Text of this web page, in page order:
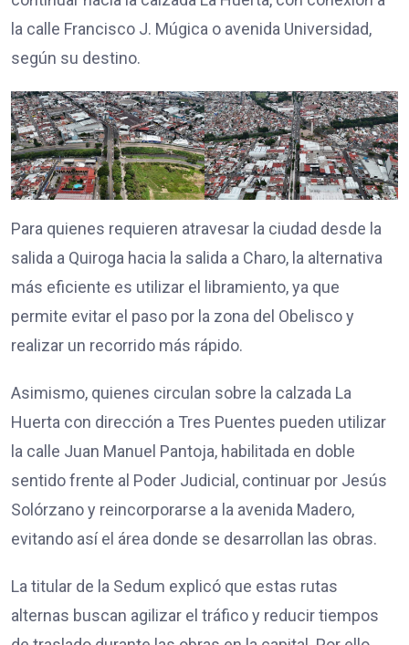
la calle Francisco J. Múgica o avenida Universidad,
según su destino.
Para quienes requieren atravesar la ciudad desde la
salida a Quiroga hacia la salida a Charo, la alternativa
más eficiente es utilizar el libramiento, ya que
permite evitar el paso por la zona del Obelisco y
realizar un recorrido más rápido.
Asimismo, quienes circulan sobre la calzada La
Huerta con dirección a Tres Puentes pueden utilizar
la calle Juan Manuel Pantoja, habilitada en doble
sentido frente al Poder Judicial, continuar por Jesús
Solórzano y reincorporarse a la avenida Madero,
evitando así el área donde se desarrollan las obras.
La titular de la Sedum explicó que estas rutas
alternas buscan agilizar el tráfico y reducir tiempos